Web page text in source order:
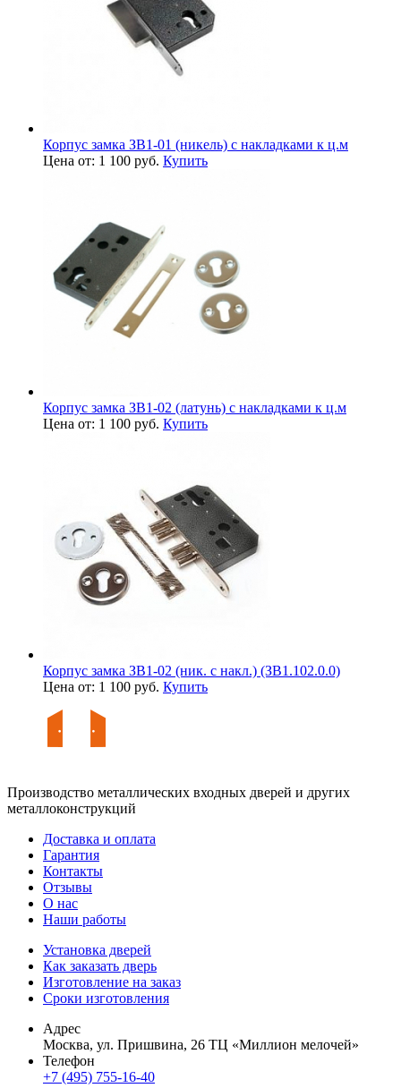
Корпус замка ЗВ1-01 (никель) с накладками к ц.м
Цена от: 1 100 руб. Купить
Корпус замка ЗВ1-02 (латунь) с накладками к ц.м
Цена от: 1 100 руб. Купить
Корпус замка ЗВ1-02 (ник. с накл.) (ЗВ1.102.0.0)
Цена от: 1 100 руб. Купить
Производство металлических входных дверей и других
металлоконструкций
Доставка и оплата
Гарантия
Контакты
Отзывы
О нас
Наши работы
Установка дверей
Как заказать дверь
Изготовление на заказ
Сроки изготовления
Адрес
Москва, ул. Пришвина, 26 ТЦ «Миллион мелочей»
Телефон
+7 (495) 755-16-40